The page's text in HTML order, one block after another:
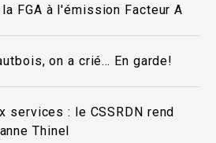
FGA à l'émission Facteur A
on a crié… En garde!
services : le CSSRDN rend
Thinel